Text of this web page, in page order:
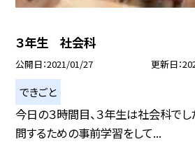
３年生 社会科
公開日 2021/01/27 更新日
できごと
今日の３時間目、３年生は社会科でし
問するための事前学習をして...